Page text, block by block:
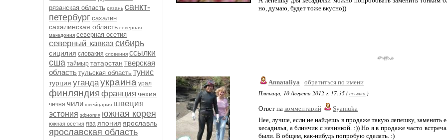
рязанская область рязань санкт-
петербург сахалин
сахалинская область северная
македония северная осетия
северный кавказ сибирь
сицилия словакия словения ссылки
сша таймыр татарстан тверская
область тульская область тунис
турция угандаукраина урал
финляндия франция чехия
чечня чили швейцария швеция
эстония эфиопия южная корея
южная осетия ява япония ярославль
ярославская область
но, думаю, будет тоже вкусно))
Annataliya
обратиться по имени
Пятница, 10 Августа 2012 г. 17:35 (ссылка )
Ответ на комментарий
Syamuka
Нее, лучше, если не найдешь в продаже такую лепешку, заменять
кесадилья, а блинчик с начинкой. :)) Но я в продаже часто
были. В общем, как-нибудь попробую сделать. :)